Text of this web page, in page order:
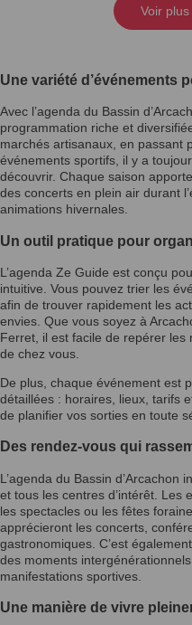
Voir
Une variété d’événements
Avec l’agenda du Bassin
programmation riche et
marchés artisanaux, en passant
événements sportifs, il y a
découvrir. Chaque saison
des concerts en plein air durant
animations hivernales.
Un outil pratique pour
L’agenda Ze Guide est conçu
intuitive. Vous pouvez trier les
afin de trouver rapidement les
envies. Que vous soyez à
Ferret, il est facile de repérer
de chez vous.
De plus, chaque événement est
détaillées : horaires, lieux, tarifs
de planifier vos sorties en toute
Des rendez-vous qui
L’agenda du Bassin d’Arcachon
et tous les centres d’intérêt. Les
les spectacles ou les fêtes
apprécieront les concerts,
gastronomiques. C’est
des moments
manifestations sportives.
Une manière de vivre